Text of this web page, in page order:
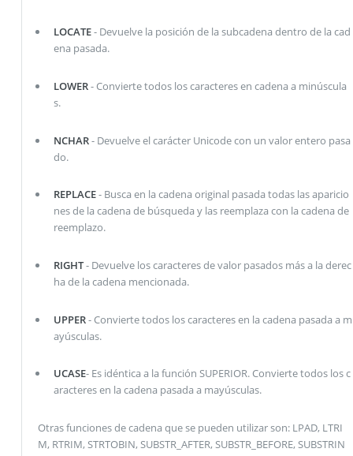
LOCATE- Devuelve la posición de la subcadena dentro de la cad
ena pasada.
LOWER- Convierte todos los caracteres en cadena a minúscula
s.
NCHAR- Devuelve el carácter Unicode con un valor entero pasa
do.
REPLACE- Busca en la cadena original pasada todas las aparicio
nes de la cadena de búsqueda y las reemplaza con la cadena de
reemplazo.
RIGHT- Devuelve los caracteres de valor pasados ​​más a la derec
ha de la cadena mencionada.
UPPER- Convierte todos los caracteres en la cadena pasada a m
ayúsculas.
UCASE- Es idéntica a la función SUPERIOR. Convierte todos los c
aracteres en la cadena pasada a mayúsculas.
Otras funciones de cadena que se pueden utilizar son: LPAD, LTRI
M, RTRIM, STRTOBIN, SUBSTR_AFTER, SUBSTR_BEFORE, SUBSTRIN